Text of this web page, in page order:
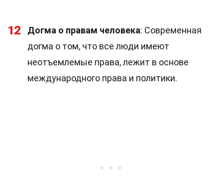
12 Догма о правам человека: Современная
догма о том, что все люди имеют
неотъемлемые права, лежит в основе
международного права и политики.